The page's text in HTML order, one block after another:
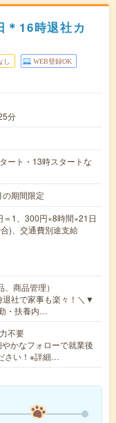
＊16時退社カ
し WEB登録OK
分
ート・13時スタートな
期間限定
1、300円×8時間×21日
)、交通費別途支給
商品管理）
退社で家事も楽々！＼▼
・扶養内…
不要
かなフォローで就業後
さい！※詳細…